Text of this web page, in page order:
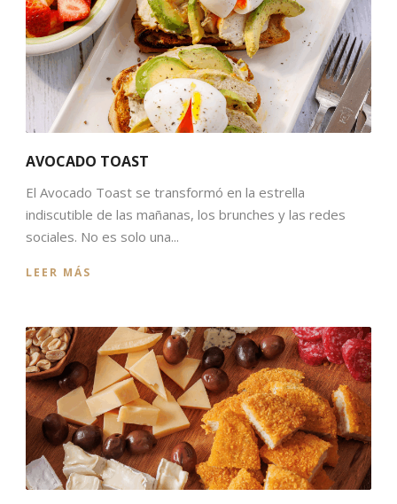
AVOCADO TOAST
El Avocado Toast se transformó en la estrella
indiscutible de las mañanas, los brunches y las redes
sociales. No es solo una...
LEER MÁS